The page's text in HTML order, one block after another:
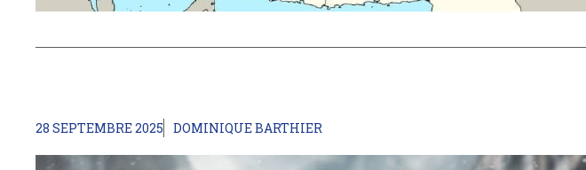
28 SEPTEMBRE 2025 DOMINIQUE BARTHIER